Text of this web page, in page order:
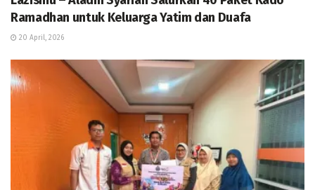
Ramadhan untuk Keluarga Yatim dan Duafa
20 April, 2026